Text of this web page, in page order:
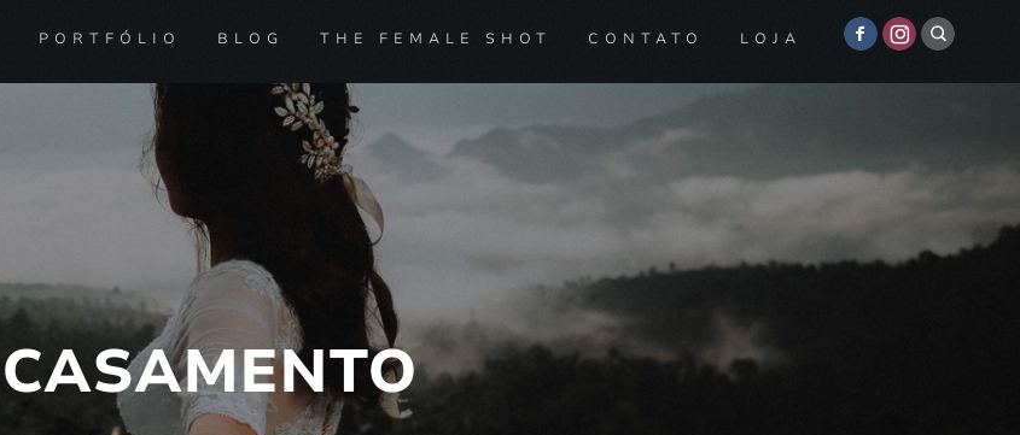
PORTFÓLIO BLOG THE FEMALE SHOT CONTATO LOJA
CASAMENTO